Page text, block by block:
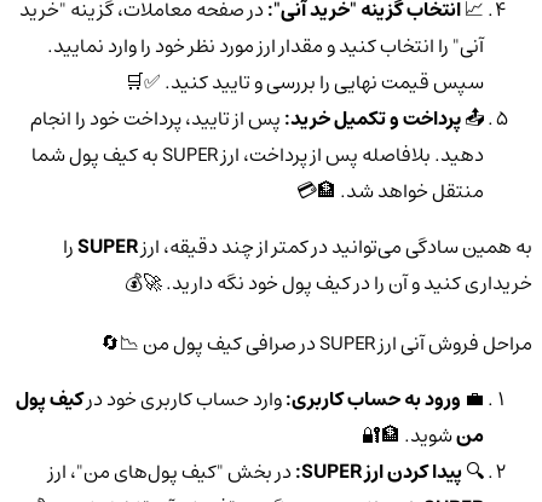
📈انتخاب گزینه "خرید آنی":در صفحه معاملات، گزینه "خرید
آنی" را انتخاب کنید و مقدار ارز مورد نظر خود را وارد نمایید.
سپس قیمت نهایی را بررسی و تایید کنید. ✅🛒
📤پرداخت و تکمیل خرید:پس از تایید، پرداخت خود را انجام
دهید. بلافاصله پس از پرداخت، ارز SUPER به کیف پول شما
منتقل خواهد شد. 🏦💳
به همین سادگی می‌توانید در کمتر از چند دقیقه، ارزSUPERرا
خریداری کنید و آن را در کیف پول خود نگه دارید. 🚀💰
مراحل فروش آنی ارز SUPER در صرافی کیف پول من 📉🔄
💼ورود به حساب کاربری:وارد حساب کاربری خود درکیف پول
منشوید. 🏦🔐
🔍پیدا کردن ارز SUPER:
در بخش "کیف پول‌های من"، ارز